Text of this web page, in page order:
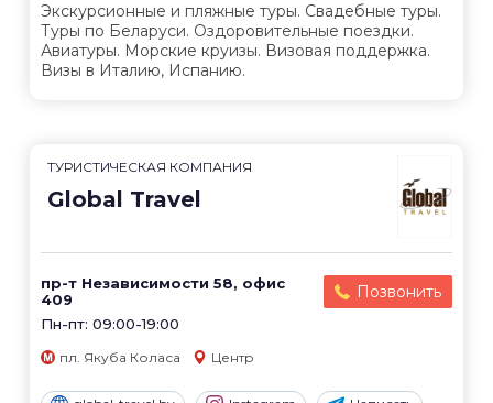
Экскурсионные и пляжные туры. Свадебные туры.
Туры по Беларуси. Оздоровительные поездки.
Авиатуры. Морские круизы. Визовая поддержка.
Визы в Италию, Испанию.
ТУРИСТИЧЕСКАЯ КОМПАНИЯ
Global Travel
пр-т Независимости 58, офис
409
Пн-пт: 09:00-19:00
Позвонить
пл. Якуба Коласа Центр